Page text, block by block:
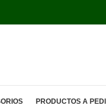
PRODUCTOS A